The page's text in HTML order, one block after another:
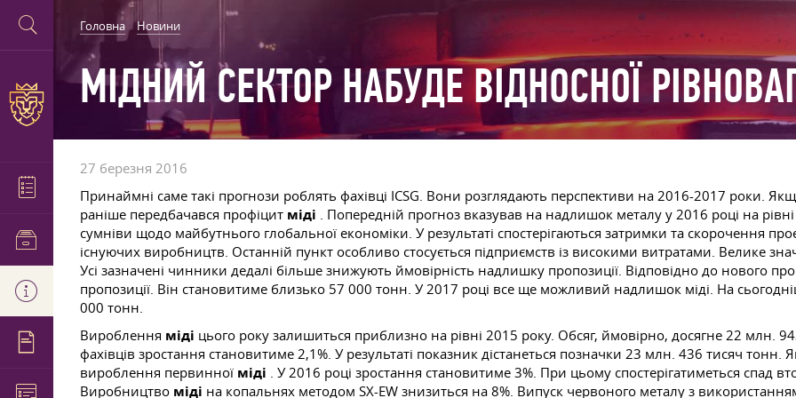
Головна Новини
МІДНИЙ СЕКТОР НАБУДЕ ВІДНОСНОЇ
27 березня 2016
Принаймні саме такі прогнози роблять фахівці ICSG. Вони розглядають перспективи на 2016-2017 роки.
раніше передбачався профіцит міді . Попередній прогноз вказував на надлишок металу у 2016 році на
сумніви щодо майбутнього глобальної економіки. У результаті спостерігаються затримки та скорочення
існуючих виробництв. Останній пункт особливо стосується підприємств із високими витратами. Велике
Усі зазначені чинники дедалі більше знижують ймовірність надлишку пропозиції. Відповідно до нового
пропозиції. Він становитиме близько 57 000 тонн. У 2017 році все ще можливий надлишок міді. На
000 тонн.
Вироблення міді цього року залишиться приблизно на рівні 2015 року. Обсяг, ймовірно, досягне 22 млн.
фахівців зростання становитиме 2,1%. У результаті показник дістанеться позначки 23 млн. 436 тисяч
вироблення первинної міді . У 2016 році зростання становитиме 3%. При цьому спостерігатиметься спад
Виробництво міді на копальнях методом SX-EW знизиться на 8%. Випуск червоного металу з